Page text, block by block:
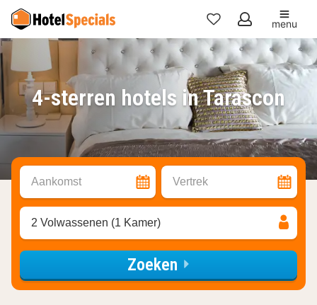
Mijn
favorieten
menu
4-sterren hotels in Tarascon
Aankomst Vertrek
2 Volwassenen (1 Kamer)
Zoeken